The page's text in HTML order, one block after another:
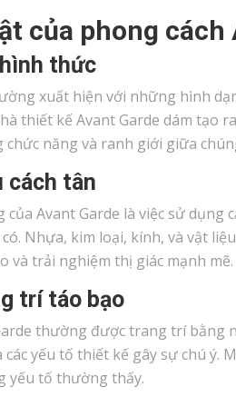
của phong cách
thức
xuất hiện với những hình
thiết kế Avant Garde dám
năng và ranh giới giữa
cách tân
Avant Garde là việc sử dụng
Nhựa, kim loại, kính, và vật
và trải nghiệm thị giác mạnh mẽ.
trí táo bạo
thường được trang trí bằng
các yếu tố thiết kế gây sự chú
yếu tố thường thấy.